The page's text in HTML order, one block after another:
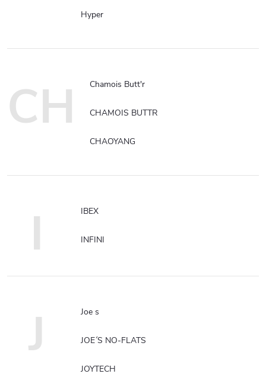
Hyper
CH Chamois Butt'r
CHAMOIS BUTTR
CHAOYANG
I IBEX
INFINI
J Joe s
JOE´S NO-FLATS
JOYTECH